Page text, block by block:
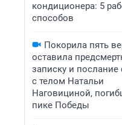
кондиционера: 5
способов
Покорила пять
оставила
записку и послание
с телом Натальи
Наговициной,
пике Победы